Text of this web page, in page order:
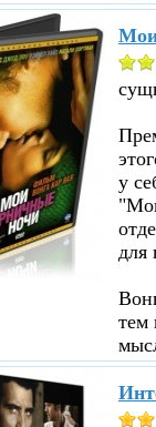
у
для
тем